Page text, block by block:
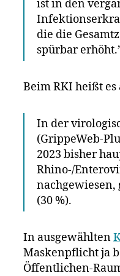
ist in den
die die
spürbar
Beim RKI heißt
In der
(GrippeWeb-
2023 bisher
Rhino-/
nachgewiesen,
(30 %).
In ausgewählten
Maskenpflicht ja
Öffentlichen-